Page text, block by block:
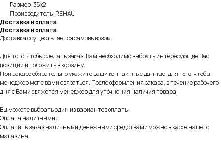
Размер: 35х2
Производитель: REHAU
Доставка и оплата
Доставка и оплата
Доставка осуществляется самовывозом.
Для того, чтобы сделать заказ, Вам необходимо выбрать интересующие Вас
позиции и положить в корзину.
При заказе обязательно укажите ваши контактные данные, для того, чтобы
менеджер мог с вами связаться. После оформления заказа, в течение рабочего
дня с Вами свяжется менеджер для уточнения наличия товара.
Вы можете выбрать один из вариантов оплаты:
Оплата наличными:
Оплатить заказ наличными денежными средствами можно в кассе нашего
магазина.